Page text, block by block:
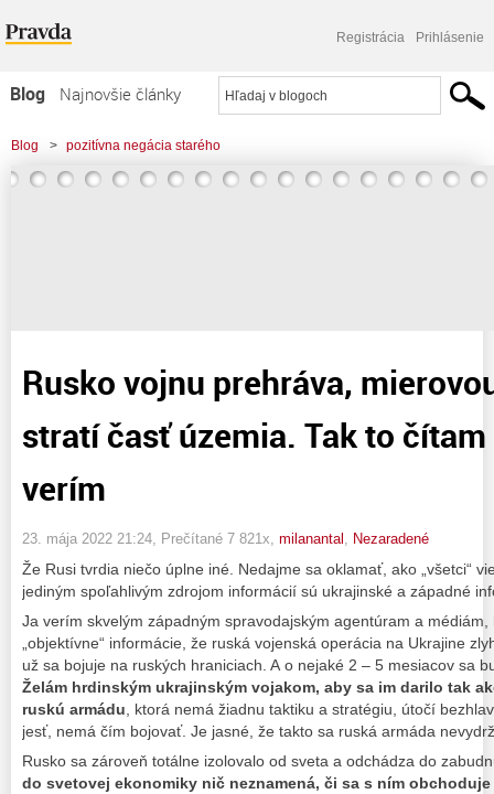
Registrácia Prihlásenie
Blog
Najnovšie články
Najčítanejšie články
Najkomentovanejšie články
Blog > pozitívna negácia starého
> Rusko vojnu prehráva, mierovou zmluvou stratí časť územia. Tak to čítam z
Rusko vojnu prehráva,
stratí časť územia. Tak to
verím
23. mája 2022 21:24 , Prečítané 7 821x, milanantal Nezaradené
Že Rusi tvrdia niečo úplne iné. Nedajme sa oklamať, ako „všetci“
jediným spoľahlivým zdrojom informácií sú ukrajinské a západné
Ja verím skvelým západným spravodajským agentúram a
„objektívne“ informácie, že ruská vojenská operácia na Ukrajine
už sa bojuje na ruských hraniciach. A o nejaké 2 – 5 mesiacov sa
Želám hrdinským ukrajinským vojakom, aby sa im darilo tak
ruskú armádu , ktorá nemá žiadnu taktiku a stratégiu, útočí
jesť, nemá čím bojovať. Je jasné, že takto sa ruská armáda
Rusko sa zároveň totálne izolovalo od sveta a odchádza do
do svetovej ekonomiky nič neznamená, či sa s ním